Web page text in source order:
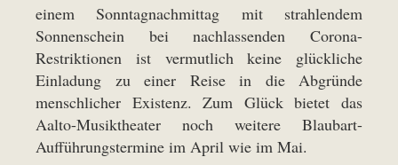
einem Sonntagnachmittag mit strahlendem
Sonnenschein bei nachlassenden Corona-
Restriktionen ist vermutlich keine glückliche
Einladung zu einer Reise in die Abgründe
menschlicher Existenz. Zum Glück bietet das
Aalto-Musiktheater noch weitere Blaubart-
Aufführungstermine im April wie im Mai.